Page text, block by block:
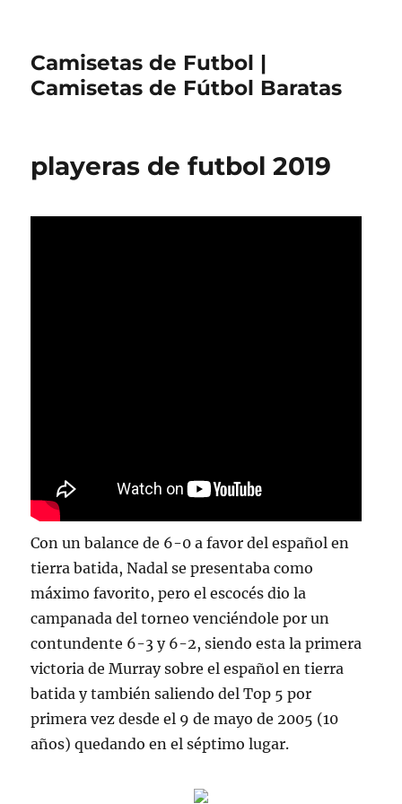
Camisetas de Futbol |
Camisetas de Fútbol Baratas
playeras de futbol 2019
Con un balance de 6-0 a favor del español en
tierra batida, Nadal se presentaba como
máximo favorito, pero el escocés dio la
campanada del torneo venciéndole por un
contundente 6-3 y 6-2, siendo esta la primera
victoria de Murray sobre el español en tierra
batida y también saliendo del Top 5 por
primera vez desde el 9 de mayo de 2005 (10
años) quedando en el séptimo lugar.